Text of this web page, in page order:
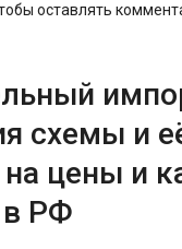
оставлять
схемы и
цены и
в РФ